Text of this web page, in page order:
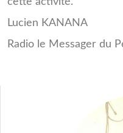
Lucien KANANA
Radio le Messager du